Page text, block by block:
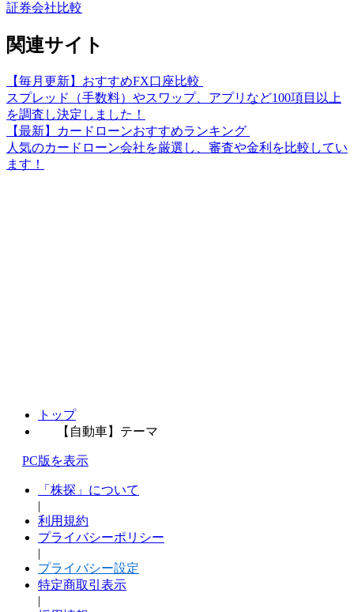
証券会社比較
関連サイト
【毎月更新】おすすめFX口座比較
スプレッド（手数料）やスワップ、アプリなど100項目以上
を調査し決定しました！
【最新】カードローンおすすめランキング
人気のカードローン会社を厳選し、審査や金利を比較してい
ます！
トップ
【自動車】テーマ
PC版を表示
「株探」について
|
利用規約
プライバシーポリシー
|
プライバシー設定
特定商取引表示
|